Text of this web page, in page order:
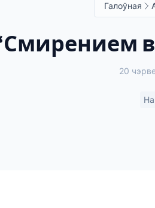
Галоўная
20